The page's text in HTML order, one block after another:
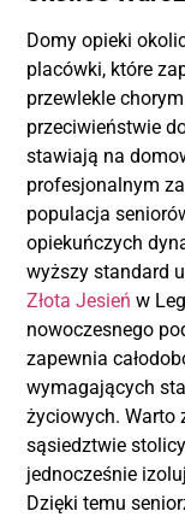
Domy opieki
placówki, które
przewlekle
przeciwieństwie
stawiają na
profesjonalnym
populacja
opiekuńczych
wyższy standard
Złota Jesień w
nowoczesnego
zapewnia
wymagających
życiowych. Warto
sąsiedztwie
jednocześnie
Dzięki temu